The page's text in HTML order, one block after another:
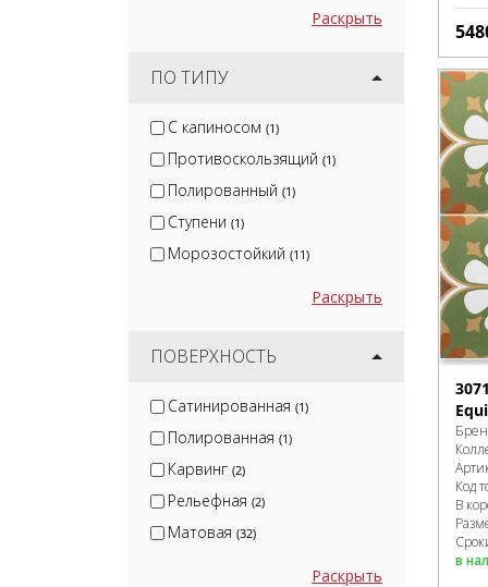
Раскрыть
ПО ТИПУ
С капиносом (1)
Противоскользящий (1)
Полированный (1)
Ступени (1)
Морозостойкий (11)
Раскрыть
ПОВЕРХНОСТЬ
Сатинированная (1)
Полированная (1)
Карвинг (2)
Рельефная (2)
Матовая (32)
Раскрыть
Код
В
в